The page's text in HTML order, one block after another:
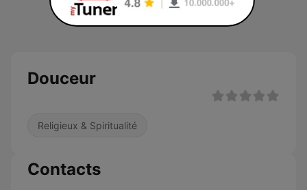
Douceur
Religieux & Spiritualité
Contacts